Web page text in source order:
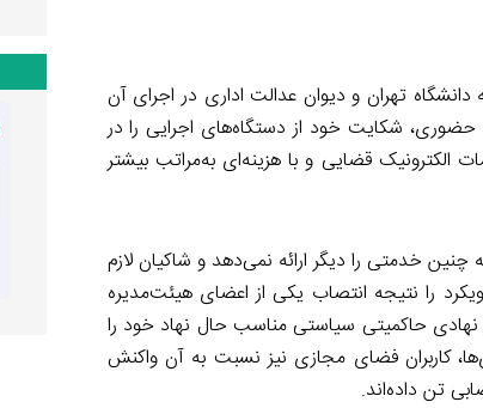
تهران و دیوان عدالت اداری در اجرای آن
حضوری، شکایت خود از دستگاه‌های اجرایی را در
الکترونیک قضایی و با هزینه‌ای به‌مراتب بیشتر
خدمتی را دیگر ارائه نمی‌دهد و شاکیان لازم
را نتیجه انتصاب یکی از اعضای هیئت‌مدیره
نهادی حاکمیتی سیاستی مناسب حال نهاد خود را
کاربران فضای مجازی نیز نسبت به آن واکنش
تن داده‌اند.